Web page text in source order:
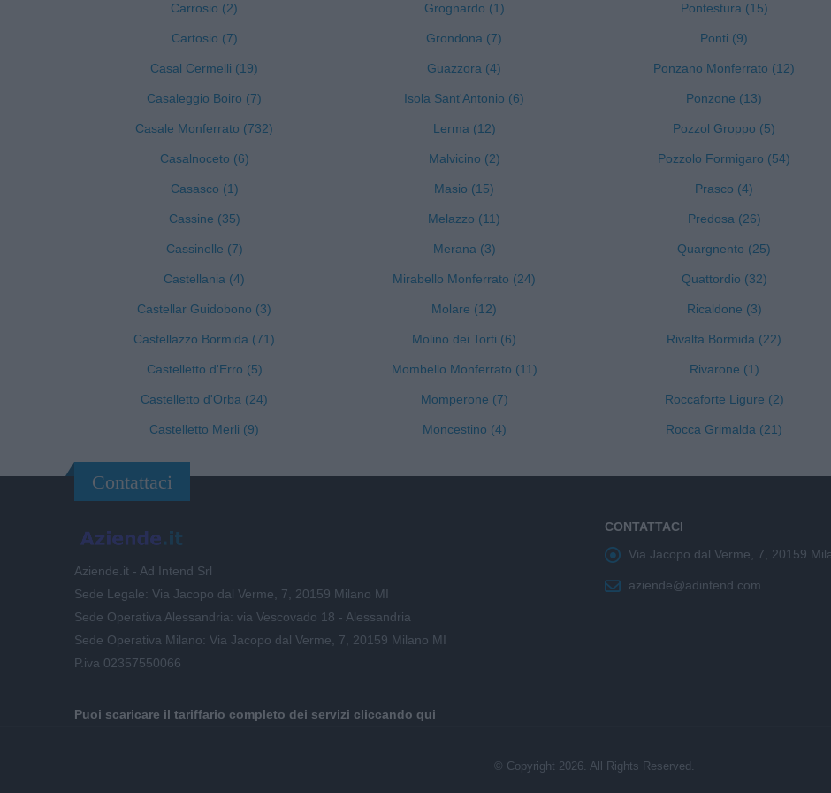
Carrosio (2)
Cartosio (7)
Casal Cermelli (19)
Casaleggio Boiro (7)
Casale Monferrato (732)
Casalnoceto (6)
Casasco (1)
Cassine (35)
Cassinelle (7)
Castellania (4)
Castellar Guidobono (3)
Castellazzo Bormida (71)
Castelletto d'Erro (5)
Castelletto d'Orba (24)
Castelletto Merli (9)
Grognardo (1)
Grondona (7)
Guazzora (4)
Isola Sant'Antonio (6)
Lerma (12)
Malvicino (2)
Masio (15)
Melazzo (11)
Merana (3)
Mirabello Monferrato (24)
Molare (12)
Molino dei Torti (6)
Mombello Monferrato (11)
Momperone (7)
Moncestino (4)
Pontestura (15)
Ponti (9)
Ponzano Monferrato (12)
Ponzone (13)
Pozzol Groppo (5)
Pozzolo Formigaro (54)
Prasco (4)
Predosa (26)
Quargnento (25)
Quattordio (32)
Ricaldone (3)
Rivalta Bormida (22)
Rivarone (1)
Roccaforte Ligure (2)
Rocca Grimalda (21)
Contattaci
Aziende.it - Ad Intend Srl
Sede Legale: Via Jacopo dal Verme, 7, 20159 Milano MI
Sede Operativa Alessandria: via Vescovado 18 - Alessandria
Sede Operativa Milano: Via Jacopo dal Verme, 7, 20159 Milano MI
P.iva 02357550066
CONTATTACI
Via Jacopo dal Verme, 7, 20159
aziende@adintend.com
Puoi scaricare il tariffario completo dei servizi cliccando qui
© Copyright 2026. All Rights Reserved.